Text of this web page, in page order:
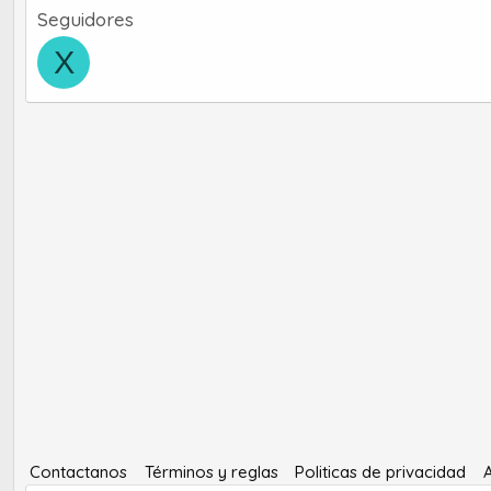
Seguidores
X
Contactanos Términos y reglas Politicas de privacidad